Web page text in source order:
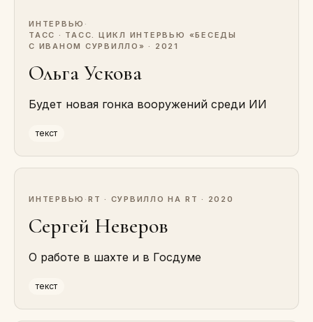
ИНТЕРВЬЮ ·
ТАСС · ТАСС. ЦИКЛ ИНТЕРВЬЮ «БЕСЕДЫ
С ИВАНОМ СУРВИЛЛО» · 2021
Ольга Ускова
Будет новая гонка вооружений среди ИИ
текст
ИНТЕРВЬЮ · RT · СУРВИЛЛО НА RT · 2020
Сергей Неверов
О работе в шахте и в Госдуме
текст